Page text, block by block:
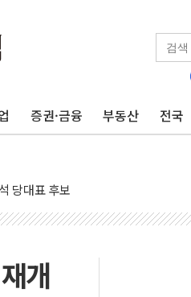
증권·금융 부동산 전국
40억 긴급 투입…고수온 양식장 복구
특보'-포항 '산사태 주의보'...경북도,
나선 송영길·정청래·김민석 당대표
·인천 경선 결과 발표...김민석
경선 결과 발표...김민석 45.09%
금융일정(8.10~8.14)
략 만지작…공습 한계·탄약 부족 현
개